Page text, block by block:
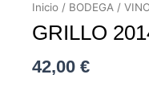
Inicio / BODEGA /
GRILLO
42,00 €